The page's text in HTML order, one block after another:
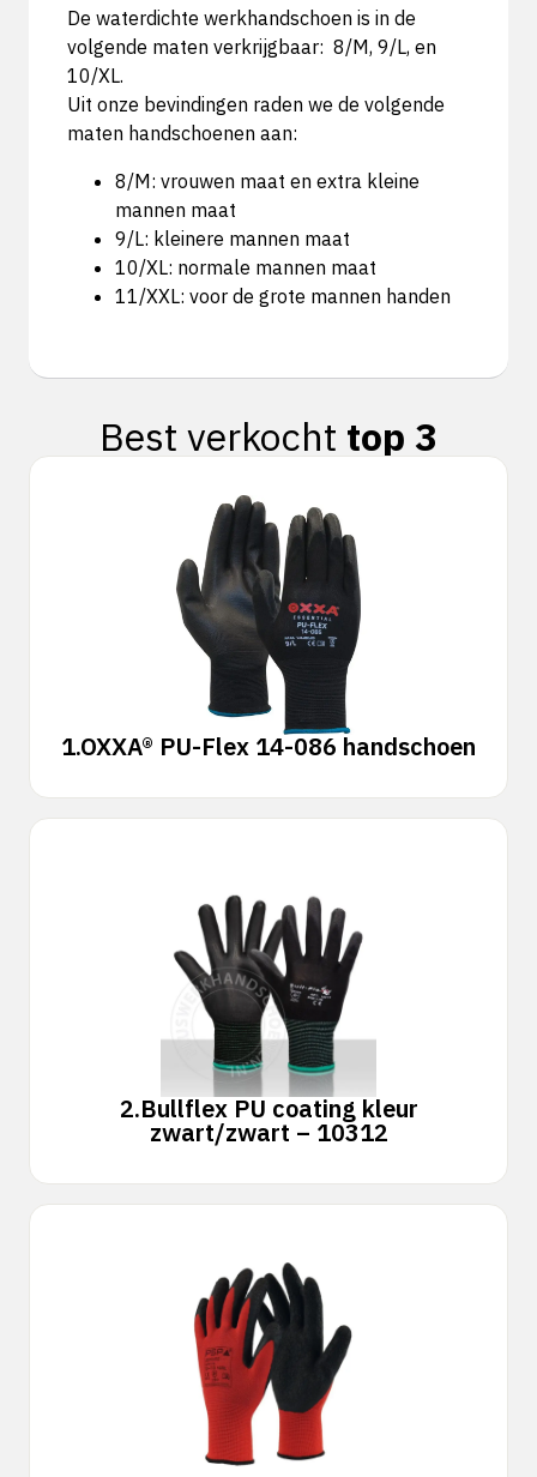
De waterdichte werkhandschoen is in de
volgende maten verkrijgbaar: 8/M, 9/L, en
10/XL.
Uit onze bevindingen raden we de volgende
maten handschoenen aan:
8/M: vrouwen maat en extra kleine
mannen maat
9/L: kleinere mannen maat
10/XL: normale mannen maat
11/XXL: voor de grote mannen handen
Best verkocht top 3
1.OXXA® PU-Flex 14-086 handschoen
2.Bullflex PU coating kleur
zwart/zwart – 10312